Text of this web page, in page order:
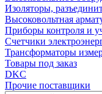
Изоляторы,
Высоковольтная
Приборы контроля и
Счетчики
Трансформаторы
Товары под заказ
DKC
Прочие поставщики